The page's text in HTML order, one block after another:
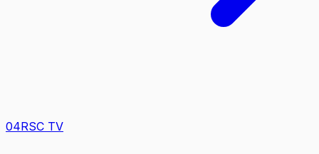
04RSC TV